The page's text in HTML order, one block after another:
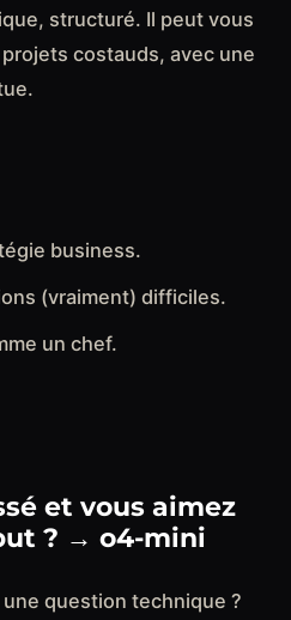
structuré. Il peut vous
costauds, avec une
business.
(vraiment) difficiles.
un chef.
et vous aimez
? → o4-mini
une question technique ?